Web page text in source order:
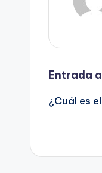
de
Entrada
¿Cuál es